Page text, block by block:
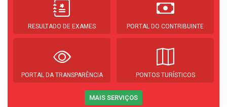
RESULTADO DE EXAMES PORTAL DO CONTRIBUINTE
PORTAL DA TRANSPARÊNCIA PONTOS TURÍSTICOS
MAIS SERVIÇOS